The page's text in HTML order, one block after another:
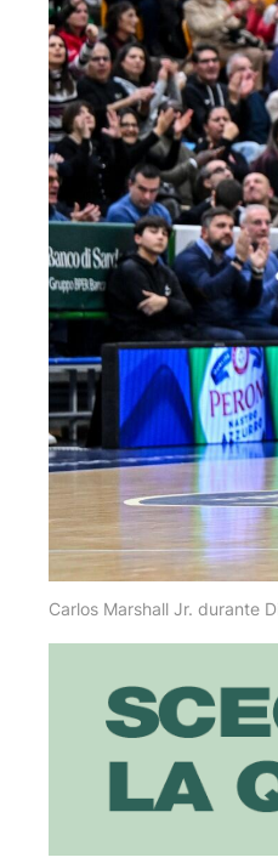
Carlos Marshall Jr. durante